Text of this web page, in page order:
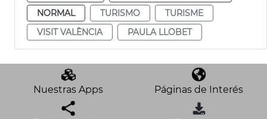
NORMAL
TURISMO
TURISME
VISIT VALÈNCIA
PAULA LLOBET
Nuestras Apps Páginas de Interés